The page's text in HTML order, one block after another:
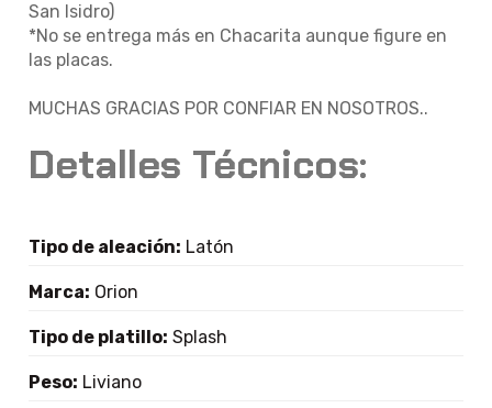
San Isidro)
*No se entrega más en Chacarita aunque figure en
las placas.
MUCHAS GRACIAS POR CONFIAR EN NOSOTROS..
Detalles Técnicos:
Tipo de aleación: Latón
Marca: Orion
Tipo de platillo: Splash
Peso: Liviano